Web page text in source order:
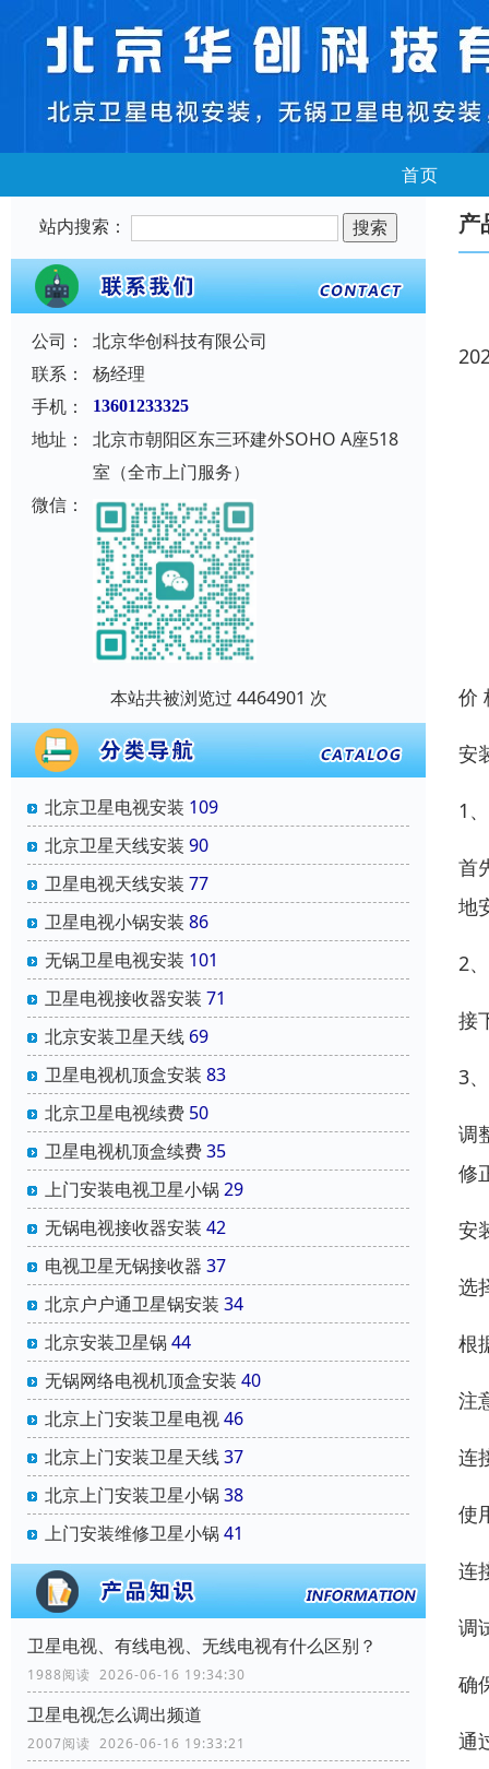
首页
站内搜索：
公司：
北京华创科技有限公司
联系：
杨经理
手机：
13601233325
地址：
北京市朝阳区东三环建外SOHO A座518
室（全市上门服务）
微信：
本站共被浏览过 4464901 次
北京卫星电视安装 109
北京卫星天线安装 90
卫星电视天线安装 77
卫星电视小锅安装 86
无锅卫星电视安装 101
卫星电视接收器安装 71
北京安装卫星天线 69
卫星电视机顶盒安装 83
北京卫星电视续费 50
卫星电视机顶盒续费35
上门安装电视卫星小锅 29
无锅电视接收器安装 42
电视卫星无锅接收器 37
北京户户通卫星锅安装 34
北京安装卫星锅 44
无锅网络电视机顶盒安装 40
北京上门安装卫星电视46
北京上门安装卫星天线37
北京上门安装卫星小锅 38
上门安装维修卫星小锅 41
卫星电视、有线电视、无线电视有什么区别？
1988阅读 2026-06-16 19:34:30
卫星电视怎么调出频道
2007阅读 2026-06-16 19:33:21
产
价
安
1
首
地
2
接
3
调
修
安
选
根
注
连
使
连
调
确
通